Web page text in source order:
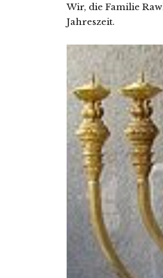
Wir, die Familie
Jahreszeit.